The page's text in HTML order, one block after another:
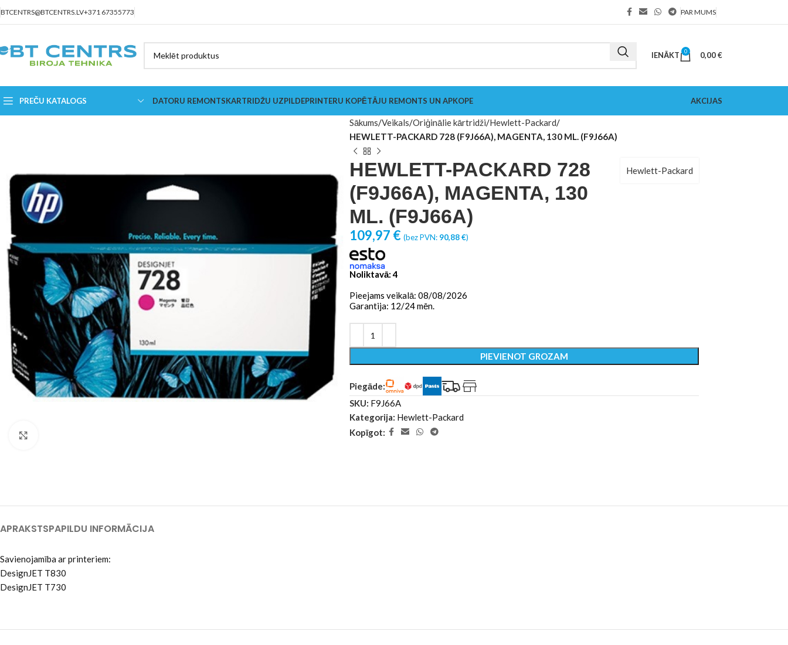
BTCENTRS@BTCENTRS.LV+371 67355773 PAR MUMS
IENĀKT 0 0,00€
PREČU KATALOGS DATORU REMONTSKARTRIDŽU UZPILDEPRINTERU KOPĒTĀJU REMONTS UN APKOPE AKCIJAS
Sākums Veikals Oriģinālie kārtridži Hewlett-Packard
HEWLETT-PACKARD 728 (F9J66A), MAGENTA, 130 ML. (F9J66A)
HEWLETT-PACKARD 728
(F9J66A), MAGENTA, 130
ML. (F9J66A)
Hewlett-Packard
109,97 € (bez PVN: 90,88€)
Noliktavā: 4
Pieejams veikalā: 08/08/2026
Garantija: 12/24 mēn.
PIEVIENOT GROZAM
Piegāde:
SKU: F9J66A
Kategorija: Hewlett-Packard
Kopīgot:
APRAKSTSPAPILDU INFORMĀCIJA
Savienojamība ar printeriem:
DesignJET T830
DesignJET T730